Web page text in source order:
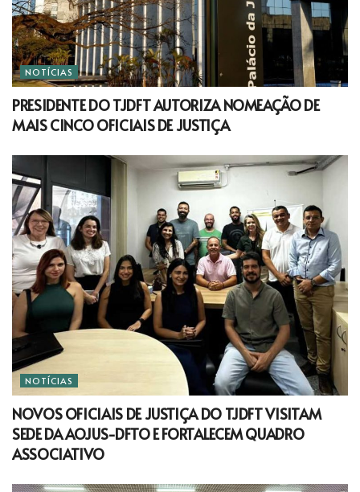
NOTÍCIAS
PRESIDENTE DO TJDFT AUTORIZA NOMEAÇÃO DE
MAIS CINCO OFICIAIS DE JUSTIÇA
NOTÍCIAS
NOVOS OFICIAIS DE JUSTIÇA DO TJDFT VISITAM
SEDE DA AOJUS-DFTO E FORTALECEM QUADRO
ASSOCIATIVO